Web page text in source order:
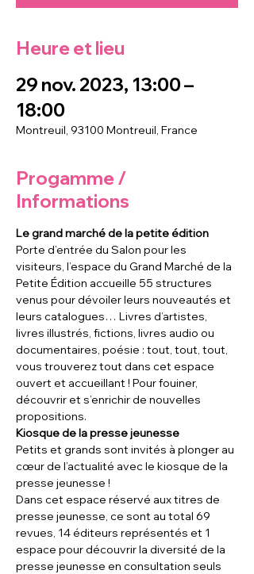
Heure et lieu
29 nov. 2023, 13:00 –
18:00
Montreuil, 93100 Montreuil, France
Progamme /
Informations
Le grand marché de la petite édition
Porte d’entrée du Salon pour les
visiteurs, l’espace du Grand Marché de la
Petite Édition accueille 55 structures
venus pour dévoiler leurs nouveautés et
leurs catalogues… Livres d’artistes,
livres illustrés, fictions, livres audio ou
documentaires, poésie : tout, tout, tout,
vous trouverez tout dans cet espace
ouvert et accueillant ! Pour fouiner,
découvrir et s’enrichir de nouvelles
propositions.
Kiosque de la presse jeunesse
Petits et grands sont invités à plonger au
cœur de l’actualité avec le kiosque de la
presse jeunesse !
Dans cet espace réservé aux titres de
presse jeunesse, ce sont au total 69
revues, 14 éditeurs représentés et 1
espace pour découvrir la diversité de la
presse jeunesse en consultation seuls